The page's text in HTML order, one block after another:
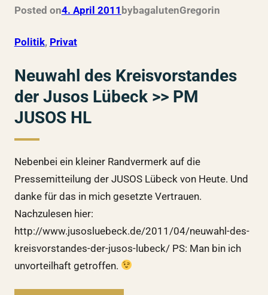
Posted on4. April 2011 bybagalutenGregorin
Politik, Privat
Neuwahl des Kreisvorstandes
der Jusos Lübeck >> PM
JUSOS HL
Nebenbei ein kleiner Randvermerk auf die
Pressemitteilung der JUSOS Lübeck von Heute. Und
danke für das in mich gesetzte Vertrauen.
Nachzulesen hier:
http://www.jusosluebeck.de/2011/04/neuwahl-des-
kreisvorstandes-der-jusos-lubeck/ PS: Man bin ich
unvorteilhaft getroffen.